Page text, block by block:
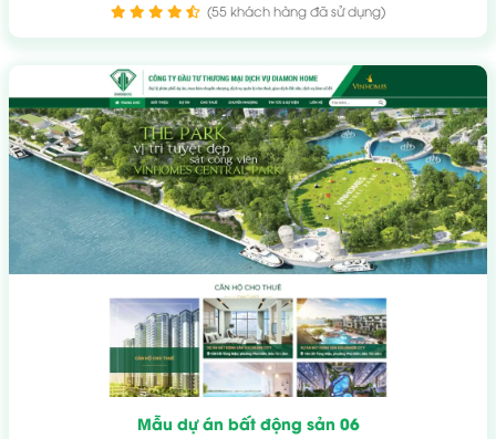
(55 khách hàng đã sử dụng)
Mẫu dự án bất động sản 06